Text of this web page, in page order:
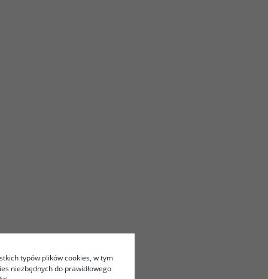
typów plików cookies, w tym
niezbędnych do prawidłowego